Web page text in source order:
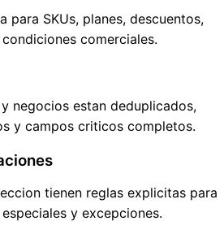
para SKUs, planes, descuentos,
comerciales.
negocios estan deduplicados,
y campos criticos completos.
tienen reglas explicitas para
y excepciones.